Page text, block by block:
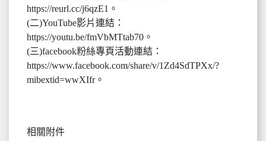
https://reurl.cc/j6qzE1。
(二)YouTube影片連結：
https://youtu.be/fmVbMTtab70。
(三)facebook粉絲專頁活動連結：
https://www.facebook.com/share/v/1Zd4SdTPXx/?
mibextid=wwXIfr。
相關附件